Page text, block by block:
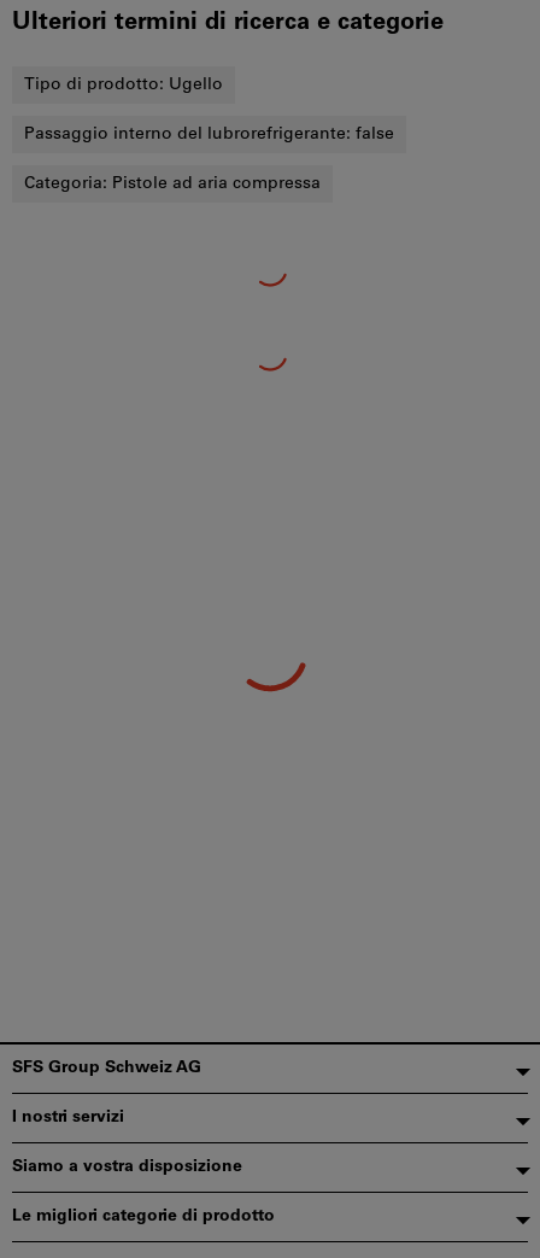
Ulteriori termini di ricerca e categorie
Tipo di prodotto: Ugello
Passaggio interno del lubrorefrigerante: false
Categoria: Pistole ad aria compressa
Piè
di
pagina
SFS Group Schweiz AG
I nostri servizi
Siamo a vostra disposizione
Le migliori categorie di prodotto